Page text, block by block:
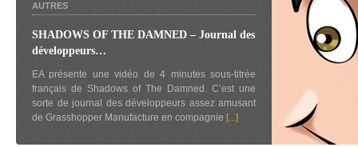
AUTRES
SHADOWS OF THE DAMNED – Journal des
développeurs…
EA présente une vidéo de 4 minutes sous-titrée
français de Shadows of The Damned. C’est une
sorte de journal des développeurs assez amusant
de Grasshopper Manufacture en compagnie [...]